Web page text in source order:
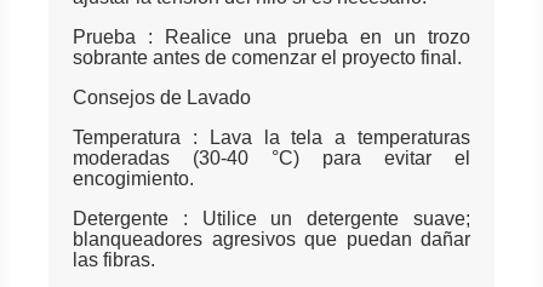
Prueba : Realice una prueba en un trozo
sobrante antes de comenzar el proyecto final.
Consejos de Lavado
Temperatura : Lava la tela a temperaturas
moderadas (30-40 °C) para evitar el
encogimiento.
Detergente : Utilice un detergente suave;
blanqueadores agresivos que puedan dañar
las fibras.